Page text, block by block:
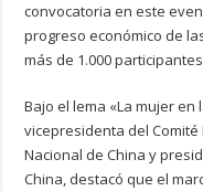
convocatoria en este
progreso económico de
más de 1.000
Bajo el lema «La mujer en
vicepresidenta del
Nacional de China y
China, destacó que el